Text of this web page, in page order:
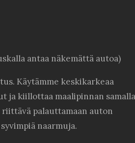
antaa näkemättä autoa)
Käytämme keskikarkeaa
ja kiillottaa maalipinnan
palauttamaan auton
naarmuja.